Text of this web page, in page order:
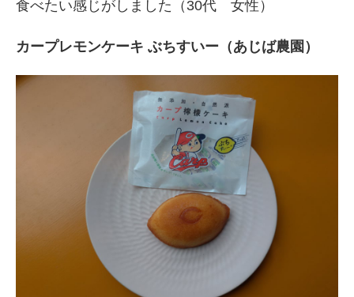
食べたい感じがしました（30代 女性）
カープレモンケーキ ぶちすいー（あじば農園）